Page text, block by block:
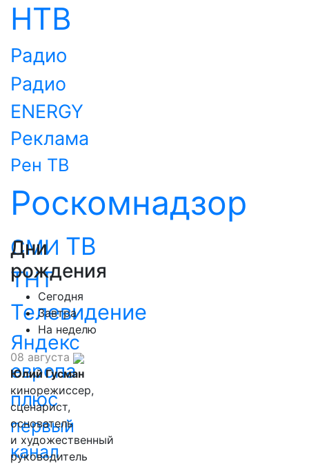
НТВ
Радио
Радио
ENERGY
Реклама
Рен ТВ
Роскомнадзор
СМИ ТВ
ТНТ
Телевидение
Яндекс
европа
плюс
первый
канал
Дни
рождения
Сегодня
Завтра
На неделю
08 августа
Юлий Гусман
кинорежиссер,
сценарист,
основатель
и художественный
руководитель